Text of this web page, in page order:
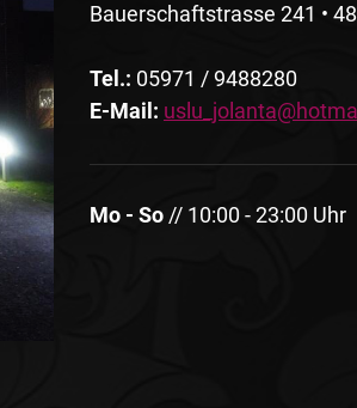
Bauerschaftstrasse 241 •
Tel.: 05971 / 9488280
E-Mail:
Mo - So // 10:00 - 23:00 Uhr